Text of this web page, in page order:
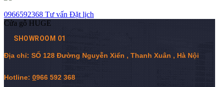
0966592368 Tư vấn Đặt lịch
Cửa gỗ HUGE
SHOWROOM 01
Địa chỉ: SỐ 128 Đường Nguyễn Xiển , Thanh Xuân , Hà Nội
Hotline: 0966 592 368